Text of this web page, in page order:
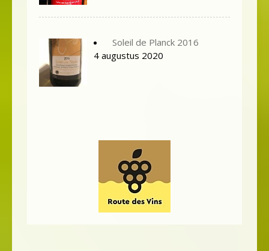
Soleil de Planck 2016
4 augustus 2020